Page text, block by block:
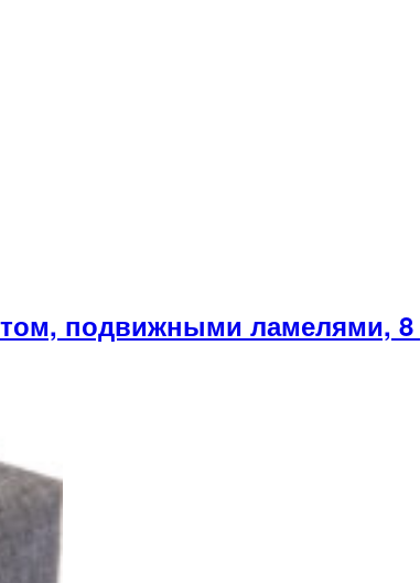
подвижными ламелями,